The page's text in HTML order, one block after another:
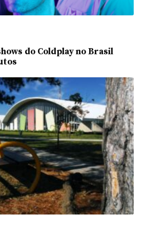
do Coldplay no Brasil